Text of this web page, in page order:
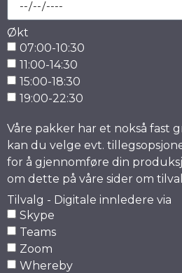
Økt
07:00-10:30
11:00-14:30
15:00-18:30
19:00-22:30
Våre pakker har et nokså fast
kan du velge evt.
for å gjennomføre din
om dette på våre sider om
Tilvalg - Digitale innledere via
Skype
Teams
Zoom
Whereby